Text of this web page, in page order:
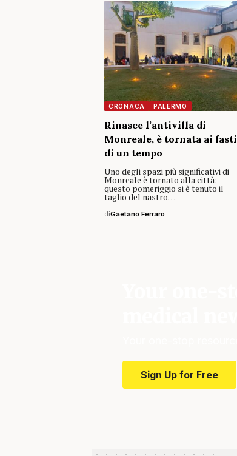
CRONACA PALERMO
Rinasce l’antivilla di
Monreale, è tornata ai fasti
di un tempo
Uno degli spazi più significativi di
Monreale è tornato alla città:
questo pomeriggio si è tenuto il
taglio del nastro…
diGaetano Ferraro
Sign Up for Free